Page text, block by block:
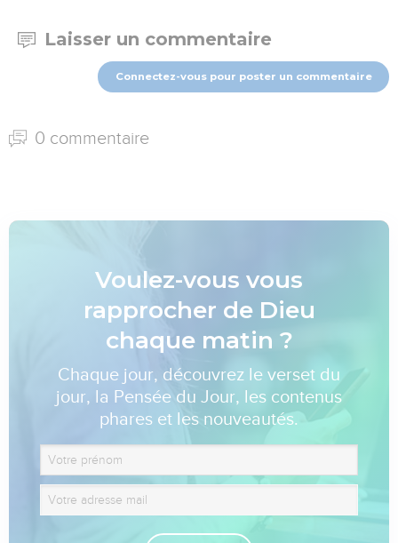
Laisser un commentaire
Connectez-vous pour poster un commentaire
0 commentaire
Voulez-vous vous
rapprocher de Dieu
chaque matin ?
Chaque jour, découvrez le verset du
jour, la Pensée du Jour, les contenus
phares et les nouveautés.